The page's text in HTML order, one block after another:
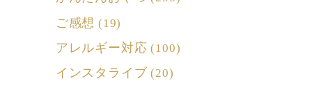
ご感想 (19)
アレルギー対応 (100)
インスタライブ (20)